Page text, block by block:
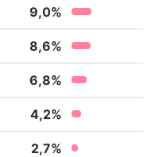
9,0%
8,6%
6,8%
4,2%
2,7%